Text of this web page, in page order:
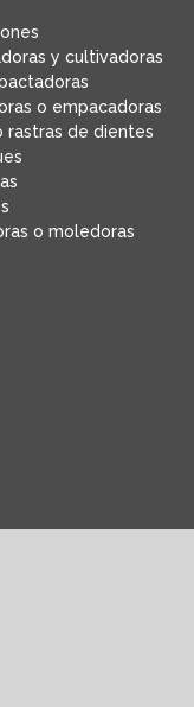
y cultivadoras
o empacadoras
rastras de dientes
o moledoras